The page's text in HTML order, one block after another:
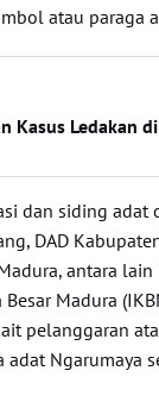
atau paraga
Kasus Ledakan
dan siding adat
DAD
antara
Madura
pelanggaran
adat Ngarumaya